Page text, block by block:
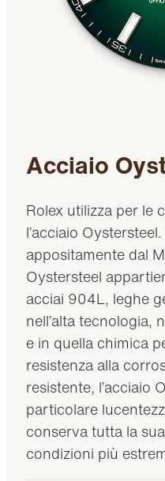
Acciaio
Rolex utilizza per le
l’acciaio
appositamente dal
Oystersteel
acciai 904L, leghe
nell’alta tecnologia,
e in quella chimica
resistenza alla
resistente, l’acciaio
particolare
conserva tutta la
condizioni più